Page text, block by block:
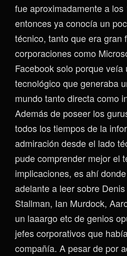
fue aproximadamente a
entonces ya conocía un
técnico, tanto que era gran
corporaciones como
Facebook solo porque veía
tecnológico que generaba
mundo tanto directa como
Además de poseer los
todos los tiempos de la
admiración desde el lado
pude comprender mejor el
implicaciones, es ahí
adelante a leer sobre
Stallman, Ian Murdock,
un laaargo etc de genios
jefes corporativos que
compañía. A pesar de por